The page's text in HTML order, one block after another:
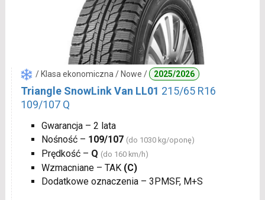
/ Klasa ekonomiczna / Nowe / 2025/2026
Triangle SnowLink Van LL01 215/65 R16
109/107 Q
Gwarancja – 2 lata
Nośność – 109/107 (do 1030 kg/oponę)
Prędkość – Q (do 160 km/h)
Wzmacniane – TAK (C)
Dodatkowe oznaczenia – 3PMSF, M+S